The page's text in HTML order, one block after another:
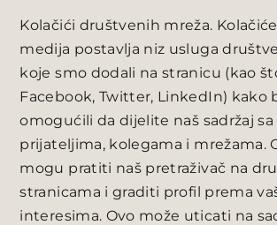
Kolačići društvenih mreža.
medija postavlja niz usluga
koje smo dodali na stranicu (kao
Facebook, Twitter, LinkedIn) kako
omogućili da dijelite naš sadržaj sa
prijateljima, kolegama i mrežama.
mogu pratiti naš pretraživač na
stranicama i graditi profil prema
interesima. Ovo može uticati na